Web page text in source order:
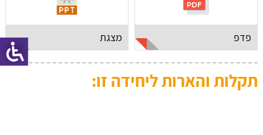
פדפ מצגת
תקלות והארות ליחידה זו: